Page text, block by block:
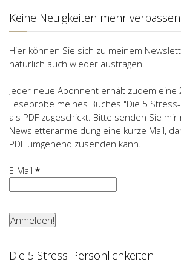
Keine Neuigkeiten mehr verpassen
Hier können Sie sich zu meinem
natürlich auch wieder austragen.
Jeder neue Abonnent erhält zudem eine
Leseprobe meines Buches "Die 5
als PDF zugeschickt. Bitte senden Sie
Newsletteranmeldung eine kurze Mail,
PDF umgehend zusenden kann.
E-Mail *
Die 5 Stress-Persönlichkeiten